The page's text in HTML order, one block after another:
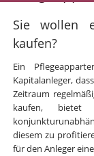
Sie wollen
kaufen?
Ein
Kapitalanleger,
Zeitraum
kaufen,
diesem zu
für den Anleger